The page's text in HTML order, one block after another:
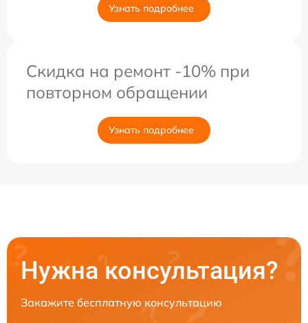
Узнать подробнее
Скидка на ремонт -10% при
повторном обращении
Узнать подробнее
Нужна консультация?
Закажите бесплатную консультацию